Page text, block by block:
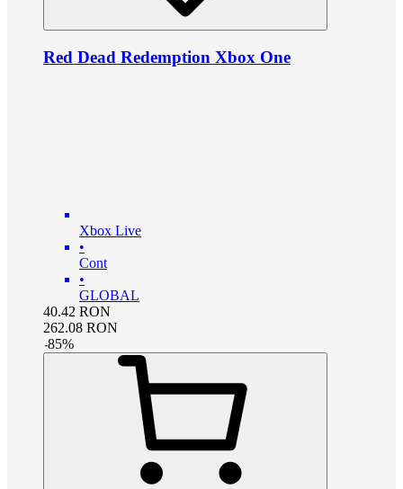
Red Dead Redemption Xbox One
Xbox Live
•
Cont
•
GLOBAL
40.42 RON
262.08 RON
-85%